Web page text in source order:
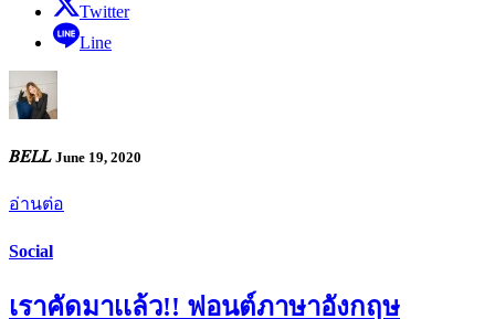
Twitter
Line
𝐵𝐸𝐿𝐿 June 19, 2020
อ่านต่อ
Social
เราคัดมาเเล้ว!! ฟอนต์ภาษาอังกฤษ